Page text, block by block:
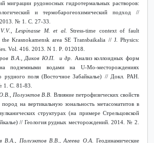
миграции рудоносных гидротермальных растворов:
и термобарогеохимический подход //
2013. № 1. С. 27-33.
V.V., Lespinasse M.et al.Stress-time context of fault
Krasnokamensk area SE Transbaikalia // J. Physics:
Vol
. 416. 2013.N 1.P . 012018.
В.А., Диков Ю.П. и др. Анализ коллоидных форм
подземными водами на U-Mо-месторождениях
рудного поля (Восточное Забайкалье) // Докл. РАН.
1. С. 81-83.
Полуэктов В.В. Влияние петрофизических свойств
на вертикальную зональность метасоматитов в
структурах (на примере Стрельцовской
// Геология рудных месторождений. 2014. № 2.
В.А., Полуэктов В.В., Агеева О.А. Геодинамические